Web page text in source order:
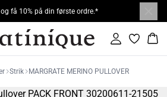
få 10% på din første ordre.*
Log ind
Strik MARGRATE MERINO PULLOVER